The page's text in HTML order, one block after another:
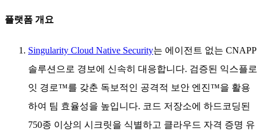
플랫폼 개요
Singularity Cloud Native Security는 에이전트 없는 CNAPP
솔루션으로 경보에 신속히 대응합니다. 검증된 익스플로
잇 경로™를 갖춘 독보적인 공격적 보안 엔진™을 활용
하여 팀 효율성을 높입니다. 코드 저장소에 하드코딩된
750종 이상의 시크릿을 식별하고 클라우드 자격 증명 유